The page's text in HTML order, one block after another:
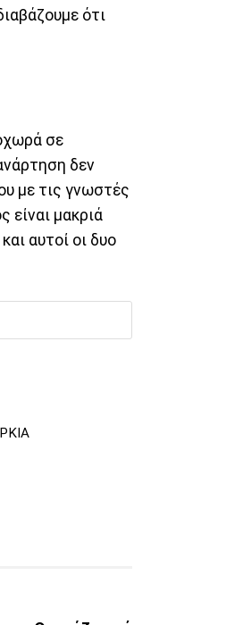
ότι
σε
δεν
με τις γνωστές
είναι μακριά
αυτοί οι δυο